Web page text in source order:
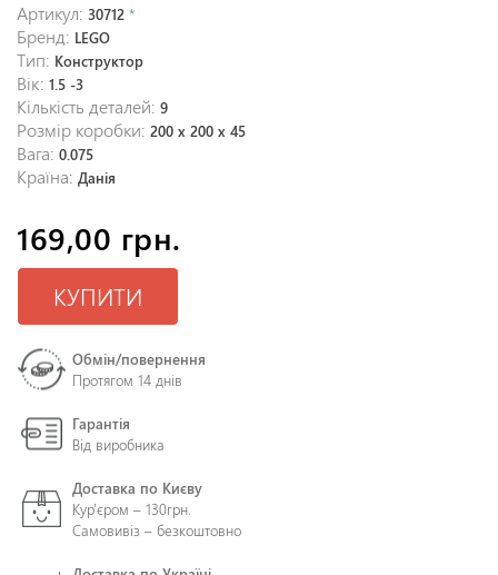
Артикул: 30712 *
Бренд: LEGO
Тип: Конструктор
Вік: 1.5 -3
Кількість деталей: 9
Розмір коробки: 200 х 200 х 45
Вага: 0.075
Країна: Данія
169,00 грн.
КУПИТИ
Обмін/повернення
Протягом 14 днів
Гарантія
Від виробника
Доставка по Києву
Кур'єром – 130грн.
Самовивіз – безкоштовно